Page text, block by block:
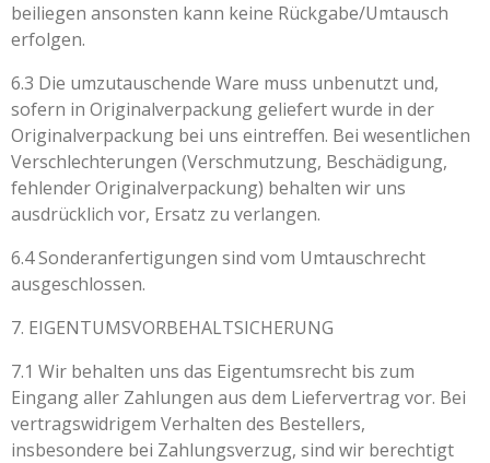
beiliegen ansonsten kann keine Rückgabe/Umtausch
erfolgen.
6.3 Die umzutauschende Ware muss unbenutzt und,
sofern in Originalverpackung geliefert wurde in der
Originalverpackung bei uns eintreffen. Bei wesentlichen
Verschlechterungen (Verschmutzung, Beschädigung,
fehlender Originalverpackung) behalten wir uns
ausdrücklich vor, Ersatz zu verlangen.
6.4 Sonderanfertigungen sind vom Umtauschrecht
ausgeschlossen.
7. EIGENTUMSVORBEHALTSICHERUNG
7.1 Wir behalten uns das Eigentumsrecht bis zum
Eingang aller Zahlungen aus dem Liefervertrag vor. Bei
vertragswidrigem Verhalten des Bestellers,
insbesondere bei Zahlungsverzug, sind wir berechtigt